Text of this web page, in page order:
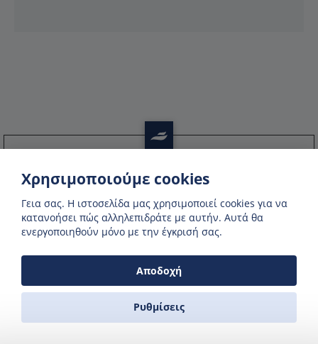
Βρείτε προσφορές έως και
50% έκπτωση
Πληροφορηθείτε για αποκλειστικές
προσφορές κάνοντας εγγραφή στη σελίδα
μας
Χρησιμοποιούμε cookies
Γεια σας. H ιστοσελίδα μας χρησιμοποιεί cookies για να
κατανοήσει πώς αλληλεπιδράτε με αυτήν. Αυτά θα
ενεργοποιηθούν μόνο με την έγκρισή σας.
Αποδοχή
Ρυθμίσεις